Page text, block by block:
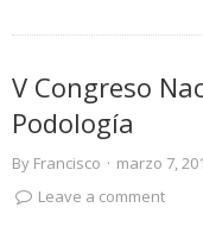
V Congreso
Podología
By Francisco · marzo 7,
Leave a comment